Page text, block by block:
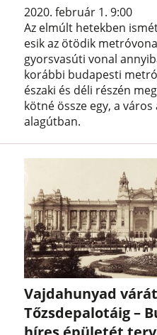
2020. február 1. 9:00
Az elmúlt hetekben
esik az ötödik
gyorsvasúti vonal
korábbi budapesti
északi és déli részén
kötné össze egy, a
alagútban.
Vajdahunyad
Tőzsdepalotáig –